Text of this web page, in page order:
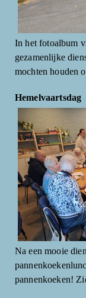
In het fotoalbum
gezamenlijke
mochten houden
Hemelvaartsdag
Na een mooie
pannenkoeken!